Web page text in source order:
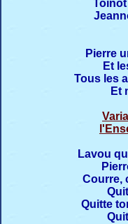
Pierre
Et
Tous les
Et
Lavou
Courre,
Quitte